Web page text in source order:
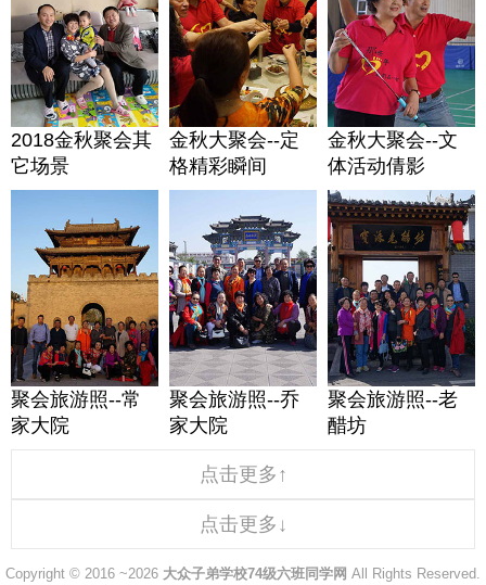
2018金秋聚会其
它场景
金秋大聚会--定
格精彩瞬间
金秋大聚会--文
体活动倩影
聚会旅游照--常
家大院
聚会旅游照--乔
家大院
聚会旅游照--老
醋坊
点击更多↑
点击更多↓
Copyright © 2016 ~2026 大众子弟学校74级六班同学网 All Rights Reserved.